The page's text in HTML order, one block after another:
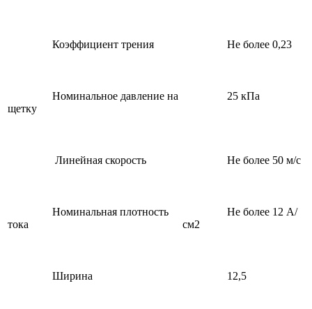
Коэффициент трения Не более 0,23
Номинальное давление на
щетку
25 кПа
Линейная скорость Не более 50 м/с
Номинальная плотность
тока
Не более 12 А/
см2
Ширина 12,5